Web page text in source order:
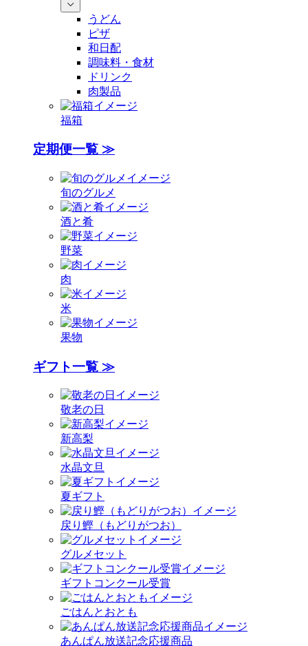
うどん
ピザ
和日配
調味料・食材
ドリンク
肉製品
福箱
定期便一覧 ≫
旬のグルメ
酒と肴
野菜
肉
米
果物
ギフト一覧 ≫
敬老の日
新高梨
水晶文旦
夏ギフト
戻り鰹（もどりがつお）
グルメセット
ギフトコンクール受賞
ごはんとおとも
あんぱん放送記念応援商品